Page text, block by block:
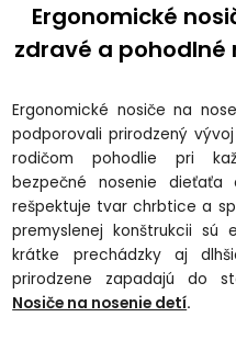
Ergonomické
zdravé a pohodlné
Ergonomické nosiče na
podporovali prirodzený
rodičom pohodlie pri
bezpečné nosenie
rešpektuje tvar chrbtice a
premyslenej konštrukcii sú
krátke prechádzky aj
prirodzene zapadajú do
Nosiče na nosenie detí.